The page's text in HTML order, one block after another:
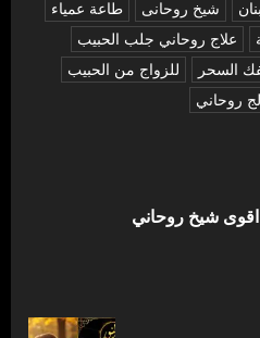
شیخ روحانی
طاعة عمياء
علاج روحاني جلب الحبيب
السحر
للزواج من الحبيب
روحاني
شيخ روحاني